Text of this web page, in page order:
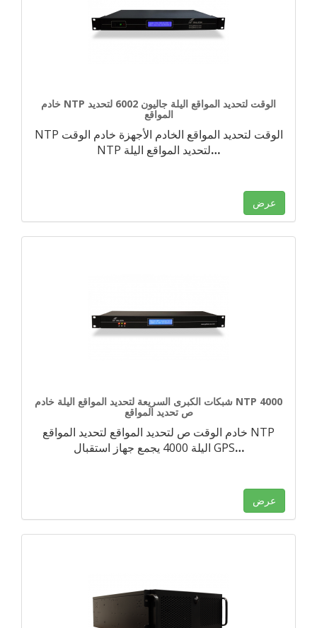
خادم NTP الوقت لتحديد المواقع اليلة جاليون 6002 لتحديد
المواقع
NTP الوقت لتحديد المواقع الخادم الأجهزة خادم الوقت
NTP لتحديد المواقع اليلة…
عرض
شبكات الكبرى السريعة لتحديد المواقع اليلة خادم NTP 4000
ص تحديد المواقع
خادم الوقت ص لتحديد المواقع لتحديد المواقع NTP
اليلة 4000 يجمع جهاز استقبال GPS…
عرض